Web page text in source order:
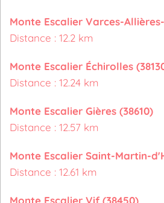
Monte Escalier Varces-
Distance : 12.2 km
Monte Escalier Échirolles
Distance : 12.24 km
Monte Escalier Gières (38610)
Distance : 12.57 km
Monte Escalier Saint-Martin-
Distance : 12.61 km
Monte Escalier Vif (38450)